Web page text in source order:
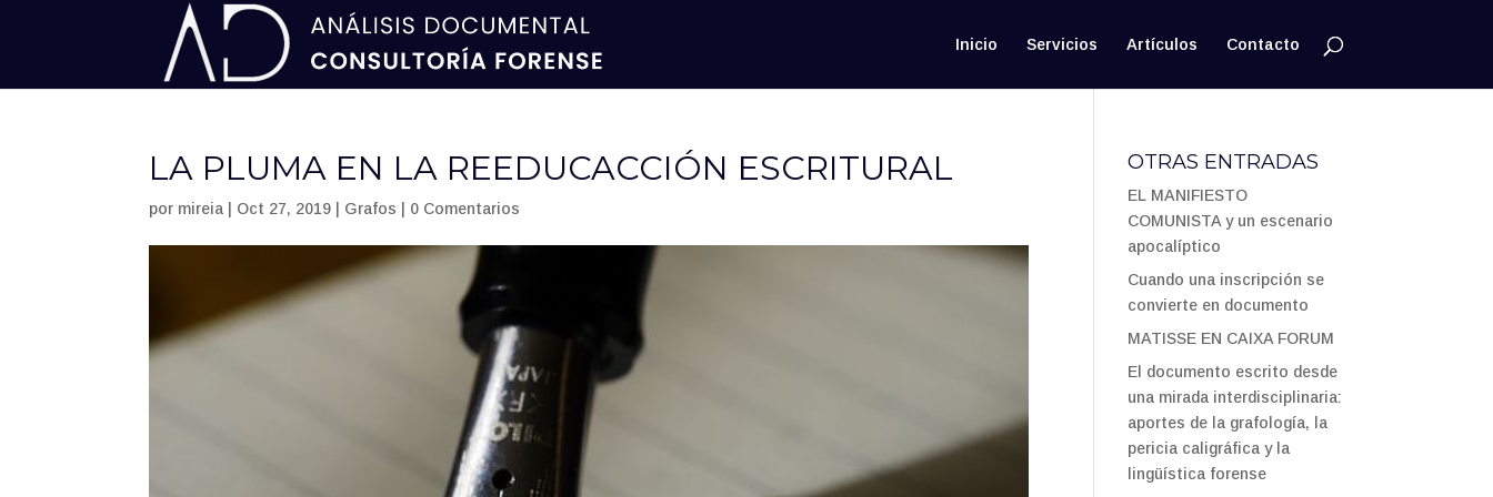
Inicio Servicios Artículos Contacto
LA PLUMA EN LA REEDUCACCIÓN ESCRITURAL
por mireia Oct 27, 2019 Grafos 0 Comentarios
OTRAS ENTRADAS
EL MANIFIESTO
COMUNISTA y un escenario
apocalíptico
Cuando una inscripción se
convierte en documento
MATISSE EN CAIXA FORUM
El documento escrito desde
una mirada interdisciplinaria:
aportes de la grafología, la
pericia caligráfica y la
lingüística forense